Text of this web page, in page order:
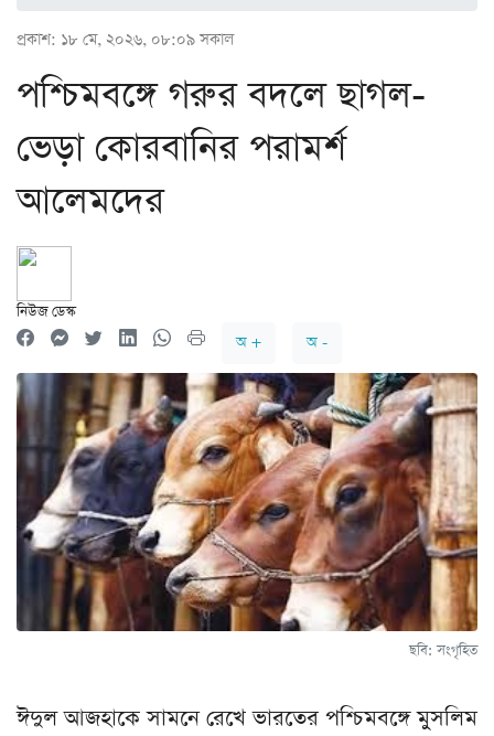
প্রকাশ: ১৮ মে, ২০২৬, ০৮:০৯ সকাল
পশ্চিমবঙ্গে গরুর বদলে ছাগল-
ভেড়া কোরবানির পরামর্শ
আলেমদের
নিউজ ডেস্ক
অ +
অ -
ছবি: সংগৃহিত
ঈদুল আজহাকে সামনে রেখে ভারতের পশ্চিমবঙ্গে মুসলিম